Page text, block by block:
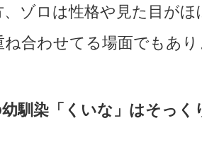
、ゾロは性格や見た目が
合わせてる場面でもあり
馴染「くいな」はそっく